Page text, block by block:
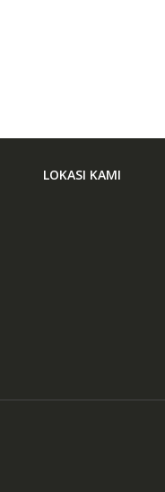
LOKASI KAMI